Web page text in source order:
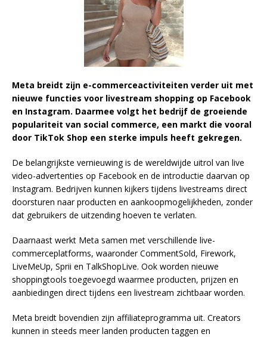
Meta breidt zijn e-commerceactiviteiten verder uit met
nieuwe functies voor livestream shopping op Facebook
en Instagram. Daarmee volgt het bedrijf de groeiende
populariteit van social commerce, een markt die vooral
door TikTok Shop een sterke impuls heeft gekregen.
De belangrijkste vernieuwing is de wereldwijde uitrol van live
video-advertenties op Facebook en de introductie daarvan op
Instagram. Bedrijven kunnen kijkers tijdens livestreams direct
doorsturen naar producten en aankoopmogelijkheden, zonder
dat gebruikers de uitzending hoeven te verlaten.
Daarnaast werkt Meta samen met verschillende live-
commerceplatforms, waaronder CommentSold, Firework,
LiveMeUp, Sprii en TalkShopLive. Ook worden nieuwe
shoppingtools toegevoegd waarmee producten, prijzen en
aanbiedingen direct tijdens een livestream zichtbaar worden.
Meta breidt bovendien zijn affiliateprogramma uit. Creators
kunnen in steeds meer landen producten taggen en